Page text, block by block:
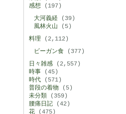
感想 (197)
大河義経 (39)
風林火山 (5)
料理 (2,112)
ビーガン食 (377)
日々雑感 (2,557)
時事 (45)
時代 (571)
普段の着物 (5)
未分類 (359)
腰痛日記 (42)
花 (475)